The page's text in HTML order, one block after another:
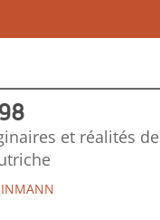
et réalités de